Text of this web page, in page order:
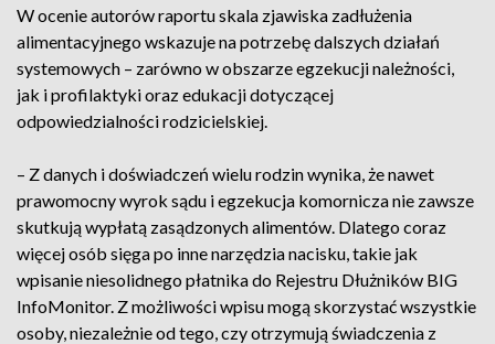
W ocenie autorów raportu skala zjawiska zadłużenia
alimentacyjnego wskazuje na potrzebę dalszych działań
systemowych – zarówno w obszarze egzekucji należności,
jak i profilaktyki oraz edukacji dotyczącej
odpowiedzialności rodzicielskiej.
– Z danych i doświadczeń wielu rodzin wynika, że nawet
prawomocny wyrok sądu i egzekucja komornicza nie zawsze
skutkują wypłatą zasądzonych alimentów. Dlatego coraz
więcej osób sięga po inne narzędzia nacisku, takie jak
wpisanie niesolidnego płatnika do Rejestru Dłużników BIG
InfoMonitor. Z możliwości wpisu mogą skorzystać wszystkie
osoby, niezależnie od tego, czy otrzymują świadczenia z